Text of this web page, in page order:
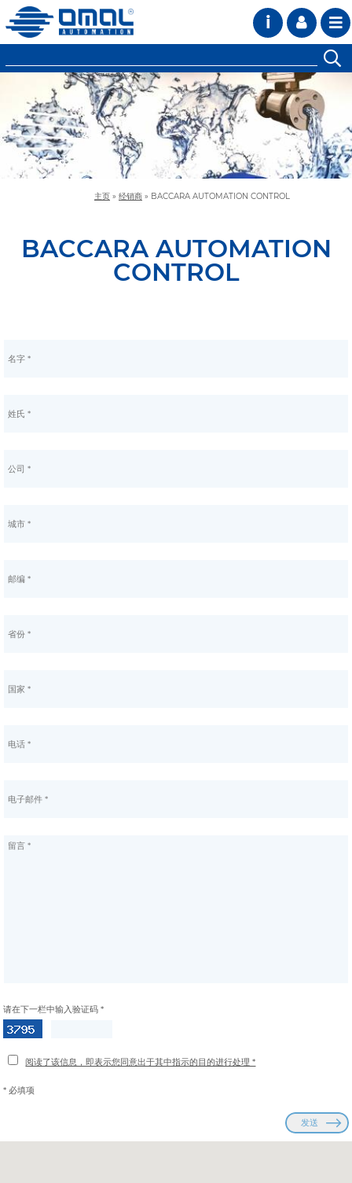
i
主页 » 经销商 » BACCARA AUTOMATION CONTROL
BACCARA AUTOMATION
CONTROL
请在下一栏中输入验证码 *
阅读了该信息，即表示您同意出于其中指示的目的进行处理 *
* 必填项
发送